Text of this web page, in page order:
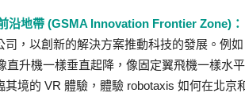
沿地帶 (GSMA Innovation Frontier Zone)：
司，以創新的解決方案推動科技的發展。例
直升機一樣垂直起降，像固定翼飛機一樣水
其境的 VR 體驗，體驗 robotaxis 如何在北京